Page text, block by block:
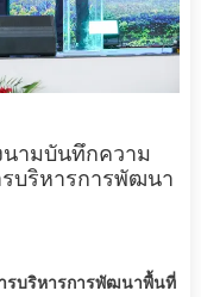
ามบันทึกความ
รบริหารการพัฒนา
รบริหารการพัฒนาพื้นที่